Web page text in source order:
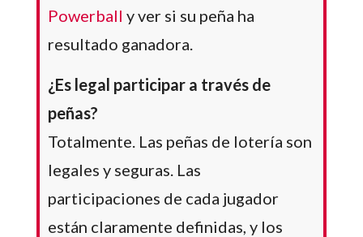
Powerball y ver si su peña ha
resultado ganadora.
¿Es legal participar a través de
peñas?
Totalmente. Las peñas de lotería son
legales y seguras. Las
participaciones de cada jugador
están claramente definidas, y los